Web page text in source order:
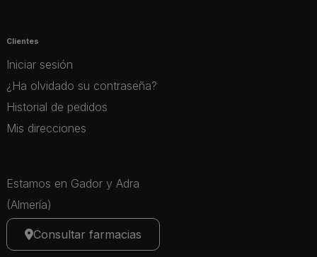
Clientes
Iniciar sesión
¿Ha olvidado su contraseña?
Historial de pedidos
Mis direcciones
Estamos en Gador y Adra
(Almería)
Consultar farmacias